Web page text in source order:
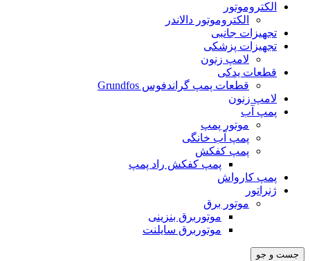
الکتروموتور
الکتروموتور دالاندر
تجهیزات جانبی
تجهیزات پزشکی
لامپ زنون
قطعات یدکی
قطعات پمپ گراندفوس Grundfos
لامپ زنون
پمپ آب
موتور پمپ
پمپ آب خانگی
پمپ کفکش
پمپ کفکش راد پمپ
پمپ کارواش
ژنراتور
موتور برق
موتوربرق بنزینی
موتوربرق سایلنت
جست و جو